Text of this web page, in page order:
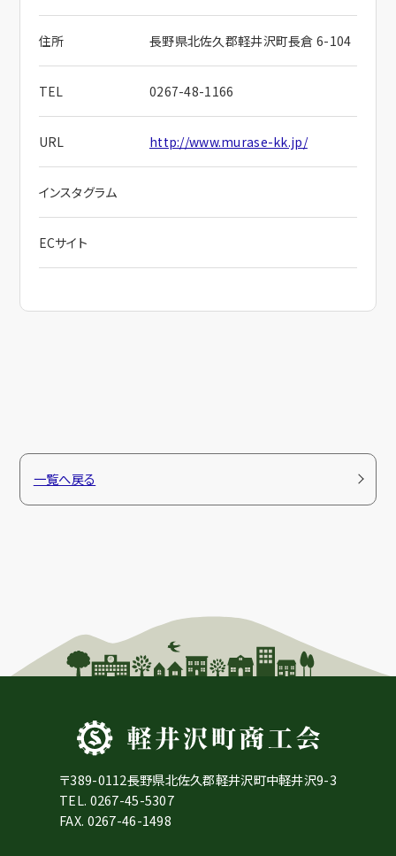
住所 長野県北佐久郡軽井沢町長倉 6-104
TEL 0267-48-1166
URL http://www.murase-kk.jp/
インスタグラム
ECサイト
一覧へ戻る
〒389-0112長野県北佐久郡軽井沢町中軽井沢9-3
TEL. 0267-45-5307
FAX. 0267-46-1498